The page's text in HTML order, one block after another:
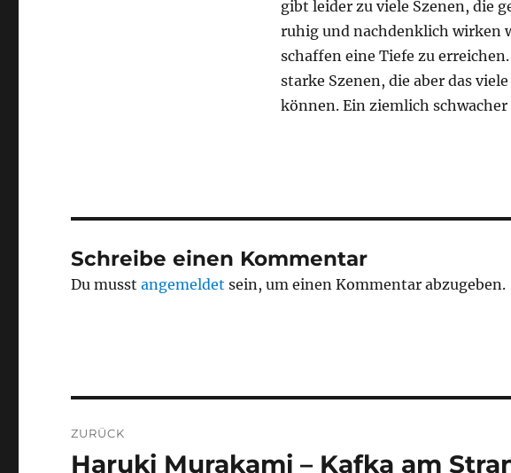
gibt leider zu viele Szenen, die
ruhig und nachdenklich wirken
schaffen eine Tiefe zu
starke Szenen, die aber das
können. Ein ziemlich
Schreibe einen Kommentar
Du musstangemeldet sein, um einen Kommentar abzugeben.
ZURÜCK
Vorheriger
Haruki Murakami – Kafka am